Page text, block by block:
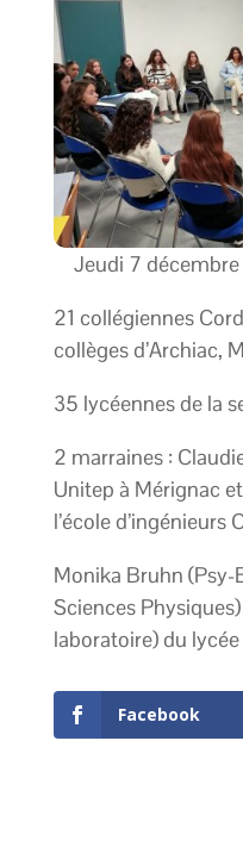
Jeudi 7
21 collégiennes
collèges d’Archiac,
35 lycéennes de la
2 marraines :
Unitep à Mérignac
l’école d’ingénieurs
Monika Bruhn (Psy-
Sciences
laboratoire) du
Facebook